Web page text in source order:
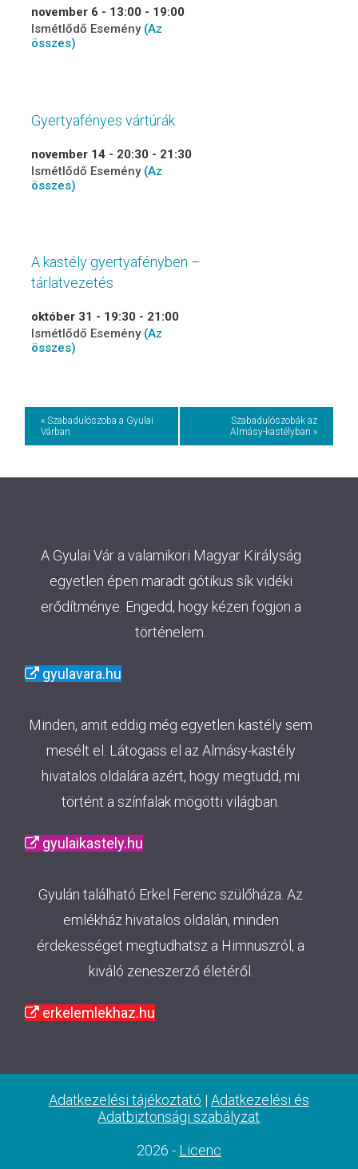
november 6 - 13:00 - 19:00
Ismétlődő Esemény (Az
összes)
Gyertyafényes vártúrák
november 14 - 20:30 - 21:30
Ismétlődő Esemény (Az
összes)
A kastély gyertyafényben –
tárlatvezetés
október 31 - 19:30 - 21:00
Ismétlődő Esemény (Az
összes)
Event
Navigation
« Szabadulószoba a Gyulai
Várban
Szabadulószobák az
Almásy-kastélyban »
A Gyulai Vár a valamikori Magyar Királyság
egyetlen épen maradt gótikus sík vidéki
erődítménye. Engedd, hogy kézen fogjon a
történelem.
gyulavara.hu
Minden, amit eddig még egyetlen kastély sem
mesélt el. Látogass el az Almásy-kastély
hivatalos oldalára azért, hogy megtudd, mi
történt a színfalak mögötti világban.
gyulaikastely.hu
Gyulán található Erkel Ferenc szülőháza. Az
emlékház hivatalos oldalán, minden
érdekességet megtudhatsz a Himnuszról, a
kiváló zeneszerző életéről.
erkelemlekhaz.hu
Adatkezelési tájékoztató | Adatkezelési és
Adatbiztonsági szabályzat
2026 - Licenc